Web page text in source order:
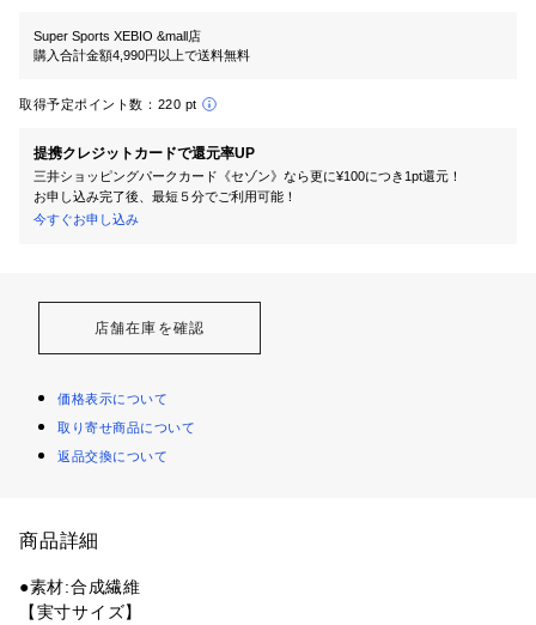
Super Sports XEBIO &mall店
購入合計金額4,990円以上で送料無料
取得予定ポイント数： 220 pt
提携クレジットカードで還元率UP
三井ショッピングパークカード《セゾン》なら更に¥100につき1pt還元！
お申し込み完了後、最短５分でご利用可能！
今すぐお申し込み
店舗在庫を確認
価格表示について
取り寄せ商品について
返品交換について
商品詳細
●素材:合成繊維
【実寸サイズ】